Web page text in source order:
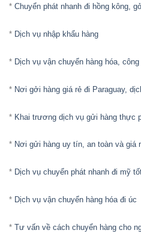
* Chuyển phát nhanh đi hồng kông,
* Dịch vụ nhập khẩu hàng
* Dịch vụ vận chuyển hàng hóa,
* Nơi gởi hàng giá rẻ đi Paraguay,
* Khai trương dịch vụ gửi hàng thực
* Nơi gửi hàng uy tín, an toàn và giá
* Dịch vụ chuyển phát nhanh đi mỹ
* Dịch vụ vận chuyển hàng hóa đi úc
* Tư vấn về cách chuyển hàng cho